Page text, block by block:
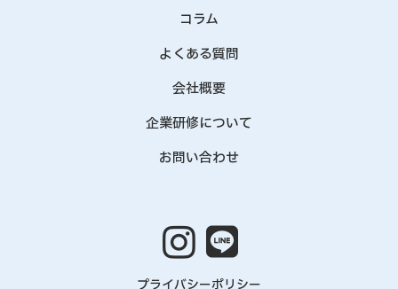
コラム
よくある質問
会社概要
企業研修について
お問い合わせ
プライバシーポリシー